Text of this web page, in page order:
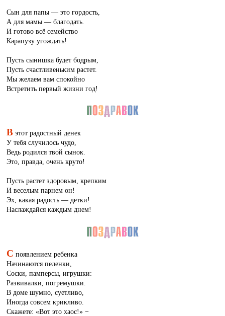
Сын для папы — это гордость,
А для мамы — благодать.
И готово всё семейство
Карапузу угождать!
Пусть сынишка будет бодрым,
Пусть счастливеньким растет.
Мы желаем вам спокойно
Встретить первый жизни год!
В этот радостный денек
У тебя случилось чудо,
Ведь родился твой сынок.
Это, правда, очень круто!
Пусть растет здоровым, крепким
И веселым парнем он!
Эх, какая радость — детки!
Наслаждайся каждым днем!
С появлением ребенка
Начинаются пеленки,
Соски, памперсы, игрушки:
Развивалки, погремушки.
В доме шумно, суетливо,
Иногда совсем крикливо.
Скажете: «Вот это хаос!» −